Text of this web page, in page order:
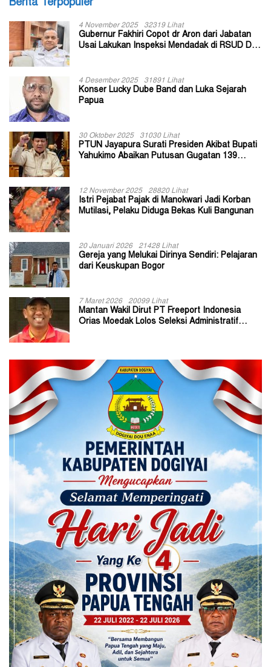
Berita Terpopuler
4 November 2025 32319 Lihat
Gubernur Fakhiri Copot dr Aron dari Jabatan
Usai Lakukan Inspeksi Mendadak di RSUD Dok
4 Desember 2025 31891 Lihat
Konser Lucky Dube Band dan Luka Sejarah
Papua
30 Oktober 2025 31030 Lihat
PTUN Jayapura Surati Presiden Akibat Bupati
Yahukimo Abaikan Putusan Gugatan 139
12 November 2025 28820 Lihat
Istri Pejabat Pajak di Manokwari Jadi Korban
Mutilasi, Pelaku Diduga Bekas Kuli Bangunan
20 Januari 2026 21428 Lihat
Gereja yang Melukai Dirinya Sendiri: Pelajaran
dari Keuskupan Bogor
7 Maret 2026 20099 Lihat
Mantan Wakil Dirut PT Freeport Indonesia
Orias Moedak Lolos Seleksi Administratif